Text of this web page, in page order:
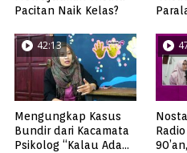
Pacitan Naik Kelas?
42:13
Mengungkap Kasus
Bundir dari Kacamata
Psikolog “Kalau Ada